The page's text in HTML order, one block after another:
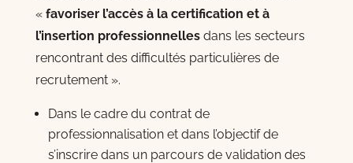
« favoriser l’accès à la certification et à
l’insertion professionnelles dans les secteurs
rencontrant des difficultés particulières de
recrutement ».
Dans le cadre du contrat de
professionnalisation et dans l’objectif de
s’inscrire dans un parcours de validation des